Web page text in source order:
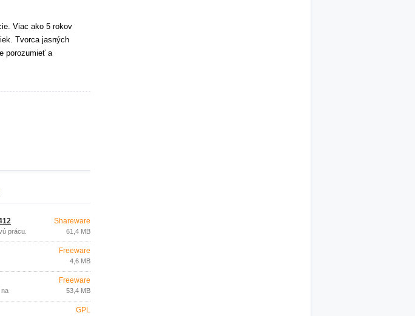
Viac ako 5 rokov
Tvorca jasných
porozumieť a
prácu.
Shareware
61,4 MB
Freeware
4,6 MB
na
Freeware
53,4 MB
GPL